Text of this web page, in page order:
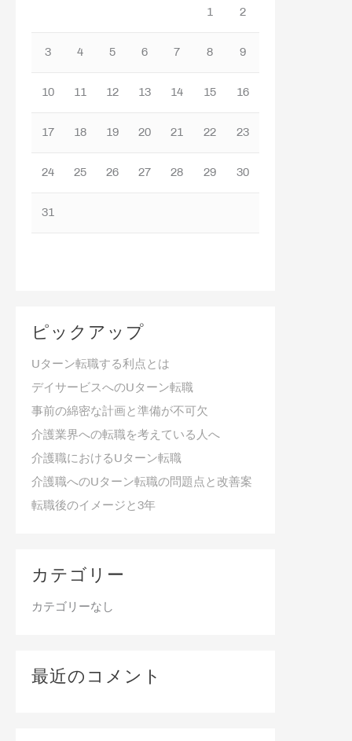
1 2
3 4 5 6 7 8 9
10 11 12 13 14 15 16
17 18 19 20 21 22 23
24 25 26 27 28 29 30
31
ピックアップ
Uターン転職する利点とは
デイサービスへのUターン転職
事前の綿密な計画と準備が不可欠
介護業界への転職を考えている人へ
介護職におけるUターン転職
介護職へのUターン転職の問題点と改善案
転職後のイメージと3年
カテゴリー
カテゴリーなし
最近のコメント